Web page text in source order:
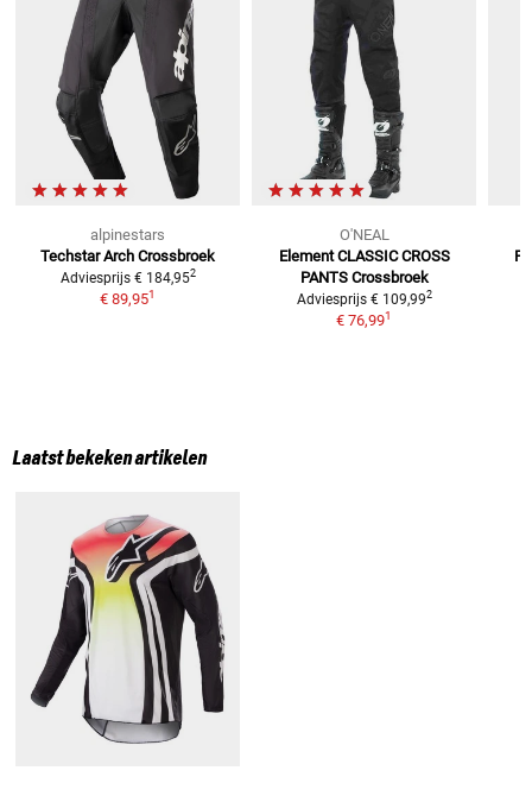
alpinestars
Techstar Arch Crossbroek
Adviesprijs € 184,952
€ 89,951
O'NEAL
Element CLASSIC CROSS
PANTS Crossbroek
Adviesprijs € 109,992
€ 76,991
Laatst bekeken artikelen